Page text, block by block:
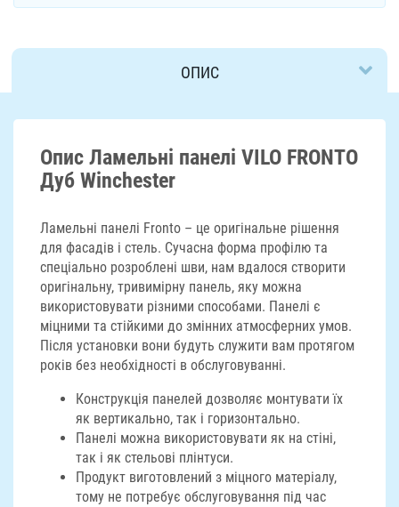
ОПИС
ДОСТАВКА
Опис Ламельні панелі VILO FRONTO
Дуб Winchester
Ламельні панелі Fronto – це оригінальне рішення
для фасадів і стель. Сучасна форма профілю та
спеціально розроблені шви, нам вдалося створити
оригінальну, тривимірну панель, яку можна
використовувати різними способами. Панелі є
міцними та стійкими до змінних атмосферних умов.
Після установки вони будуть служити вам протягом
років без необхідності в обслуговуванні.
Конструкція панелей дозволяє монтувати їх
як вертикально, так і горизонтально.
Панелі можна використовувати як на стіні,
так і як стельові плінтуси.
Продукт виготовлений з міцного матеріалу,
тому не потребує обслуговування під час